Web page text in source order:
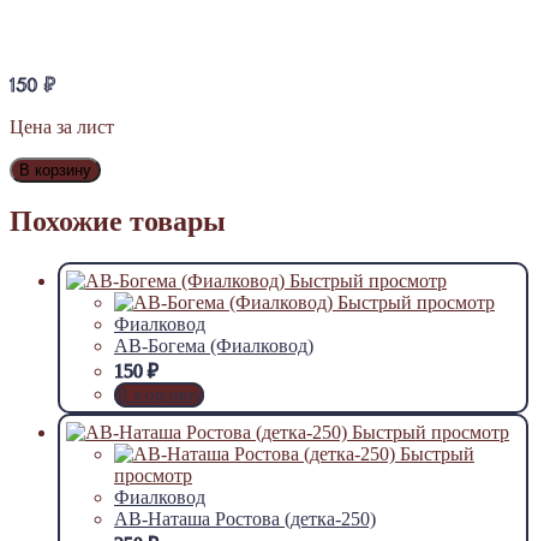
150₽
Цена за лист
В корзину
Похожие товары
Быстрый просмотр
Быстрый просмотр
Фиалковод
АВ-Богема (Фиалковод)
150₽
В корзину
Быстрый просмотр
Быстрый
просмотр
Фиалковод
АВ-Наташа Ростова (детка-250)